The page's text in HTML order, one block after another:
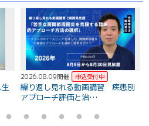
2026.08.09開催
繰り返し見れる動画講習 疾患別
アプローチ評価と治…